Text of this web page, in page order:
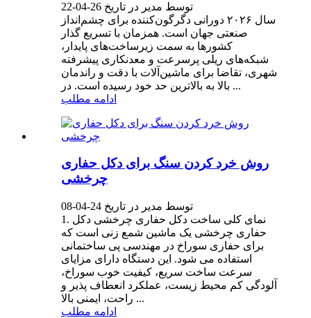
توسط مدیر در تاریخ 26-04-22
سال ۲۰۲۶ دورانی دگرگون‌کننده برای چشم‌انداز
صنعتی جهان است. همزمان با تسریع گذار
کشورها به سمت زیرساخت‌های پایدار،
شبکه‌های ریلی پرسرعت و معدنکاری پیشرفته
شهری، تقاضا برای ماشین‌آلات با دقت و راندمان
بالا به بالاترین حد خود رسیده است. در ...
ادامه مطلب
روش خرد کردن سنگ برای دکل حفاری
چرخشی
توسط مدیر در تاریخ 24-04-08
1. نمای کلی ساخت دکل حفاری چرخشی دکل
حفاری چرخشی یک ماشین شمع زنی است که
برای حفاری سوراخ در مهندسی پی ساختمانی
استفاده می شود. این دستگاه دارای مزایای
سرعت ساخت سریع، کیفیت خوب سوراخ،
آلودگی کم محیط زیست، عملکرد انعطاف پذیر و
راحت، ایمنی بالا ...
ادامه مطلب